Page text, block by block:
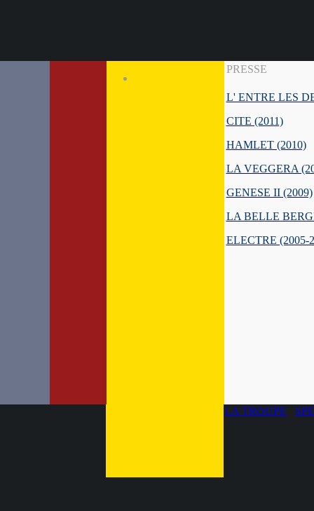
PRESSE
L' ENTRE LES
CITE (2011)
HAMLET (2010)
LA VEGGERA
GENESE II (2009)
LA BELLE
ELECTRE (2005-
LA TROUPE